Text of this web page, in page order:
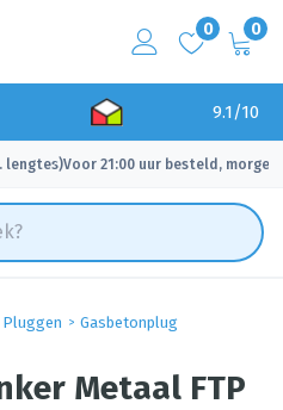
0 0
9.1/10
lengtes)
✓ Voor 21:00 uur besteld, morgen
Pluggen Gasbetonplug
Metaal FTP